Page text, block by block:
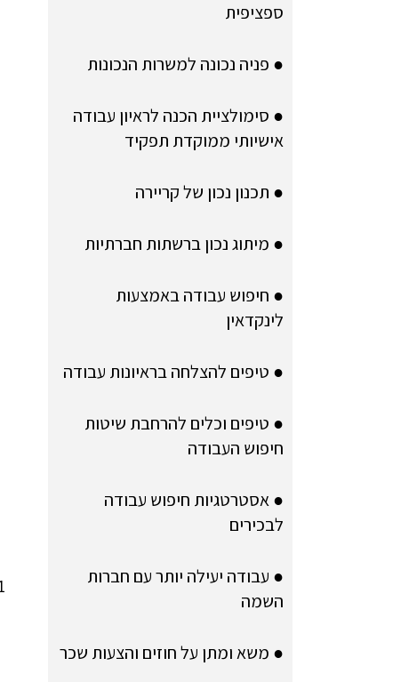
ספציפית
● פניה נכונה למשרות הנכונות
● סימולציית הכנה לראיון עבודה
אישיותי ממוקדת תפקיד
● תכנון נכון של קריירה
● מיתוג נכון ברשתות חברתיות
● חיפוש עבודה באמצעות
לינקדאין
● טיפים להצלחה בראיונות עבודה
● טיפים וכלים להרחבת שיטות
חיפוש העבודה
● אסטרטגיות חיפוש עבודה
לבכירים
● עבודה יעילה יותר עם חברות
השמה
● משא ומתן על חוזים והצעות שכר